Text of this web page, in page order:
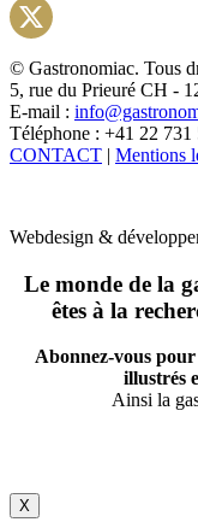
© Gastronomiac. Tous
5, rue du Prieuré CH -
E-mail :
Téléphone : +41 22
CONTACT | Mentions
Webdesign &
Le monde de la
êtes à la
Abonnez-vous
illustrés
Ainsi la
X